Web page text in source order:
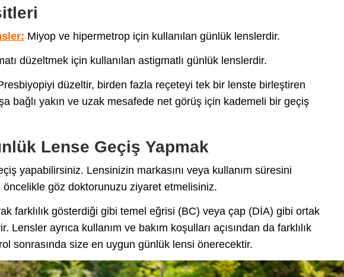
Miyop ve hipermetrop için kullanılan günlük lenslerdir.
düzeltmek için kullanılan astigmatlı günlük lenslerdir.
düzeltir, birden fazla reçeteyi tek bir lenste birleştiren
bağlı yakın ve uzak mesafede net görüş için kademeli bir geçiş
Lense Geçiş Yapmak
yapabilirsiniz. Lensinizin markasını veya kullanım süresini
göz doktorunuzu ziyaret etmelisiniz.
farklılık gösterdiği gibi temel eğrisi (BC) veya çap (DİA) gibi ortak
Lensler ayrıca kullanım ve bakım koşulları açısından da farklılık
sonrasında size en uygun günlük lensi önerecektir.